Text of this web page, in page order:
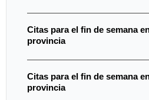
Citas para el fin de semana
provincia
Citas para el fin de semana
provincia